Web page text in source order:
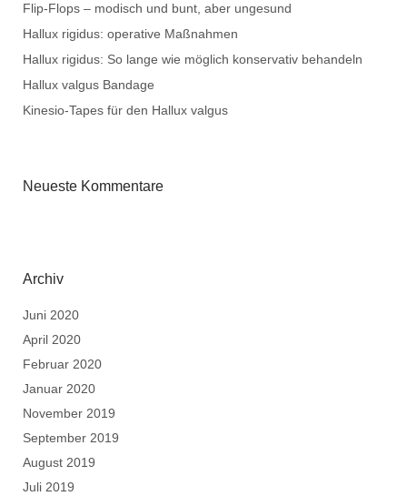
Flip-Flops – modisch und bunt, aber ungesund
Hallux rigidus: operative Maßnahmen
Hallux rigidus: So lange wie möglich konservativ behandeln
Hallux valgus Bandage
Kinesio-Tapes für den Hallux valgus
Neueste Kommentare
Archiv
Juni 2020
April 2020
Februar 2020
Januar 2020
November 2019
September 2019
August 2019
Juli 2019